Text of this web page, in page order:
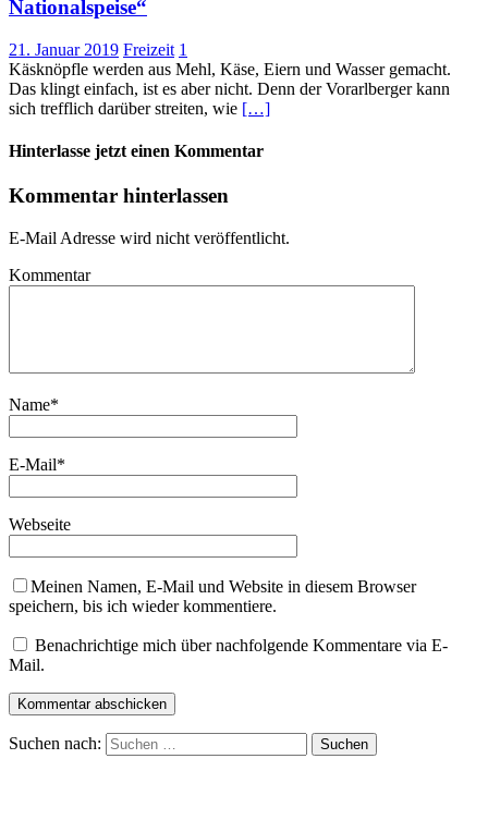
Nationalspeise“
21. Januar 2019 Freizeit 1
Käsknöpfle werden aus Mehl, Käse, Eiern und Wasser gemacht.
Das klingt einfach, ist es aber nicht. Denn der Vorarlberger kann
sich trefflich darüber streiten, wie […]
Hinterlasse jetzt einen Kommentar
Kommentar hinterlassen
E-Mail Adresse wird nicht veröffentlicht.
Kommentar
Name*
E-Mail*
Webseite
Meinen Namen, E-Mail und Website in diesem Browser
speichern, bis ich wieder kommentiere.
Benachrichtige mich über nachfolgende Kommentare via E-
Mail.
Suchen nach: